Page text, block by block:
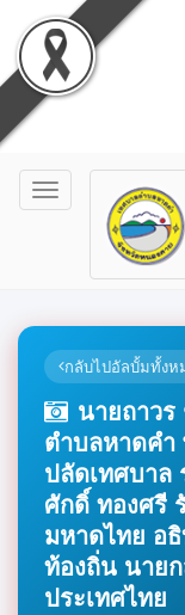
Toggle
navigation
กลับไปอัลบั้มทั้งห
นายถาว
ตำบลหาดคำ
ปลัดเทศบาล
ศักดิ์ ทองศรี
มหาดไทย อ
ท้องถิ่น นาย
ประเทศไทย